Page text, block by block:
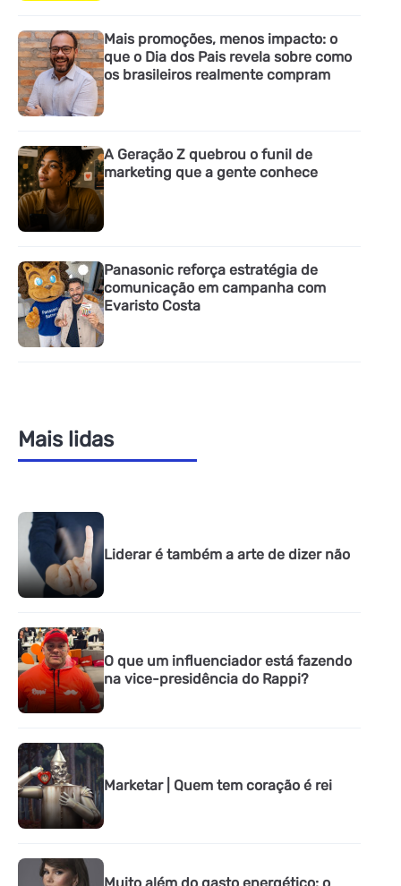
Mais promoções, menos impacto: o
que o Dia dos Pais revela sobre como
os brasileiros realmente compram
A Geração Z quebrou o funil de
marketing que a gente conhece
Panasonic reforça estratégia de
comunicação em campanha com
Evaristo Costa
Mais lidas
Liderar é também a arte de dizer não
O que um influenciador está fazendo
na vice-presidência do Rappi?
Marketar | Quem tem coração é rei
Muito além do gasto energético: o